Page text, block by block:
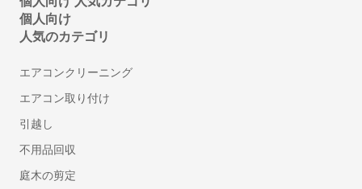
結婚式の写真撮影
フォトウエディング・前撮りの出張撮影
家族写真・記念写真の出張撮影
遺影・生前撮影
ニューボーンフォトの出張撮影
マタニティフォトの出張撮影
七五三写真の出張撮影
個人向け
人気のカテゴリ
エアコンクリーニング
エアコン取り付け
引越し
不用品回収
庭木の剪定